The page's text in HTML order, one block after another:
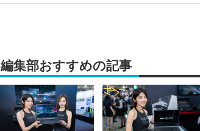
編集部おすすめの記事